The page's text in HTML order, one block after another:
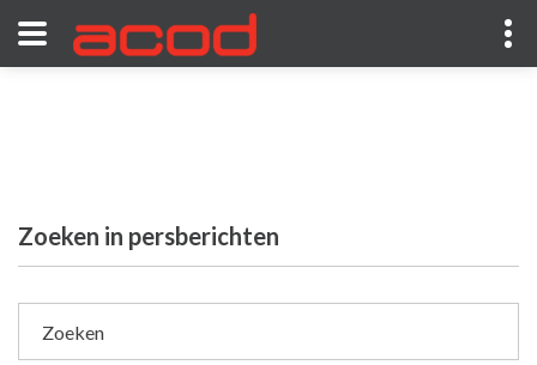
Zoeken in persberichten
Zoeken